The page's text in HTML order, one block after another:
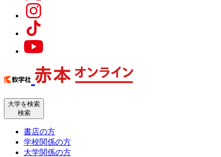
大学を検索
検索
書店の方
学校関係の方
大学関係の方